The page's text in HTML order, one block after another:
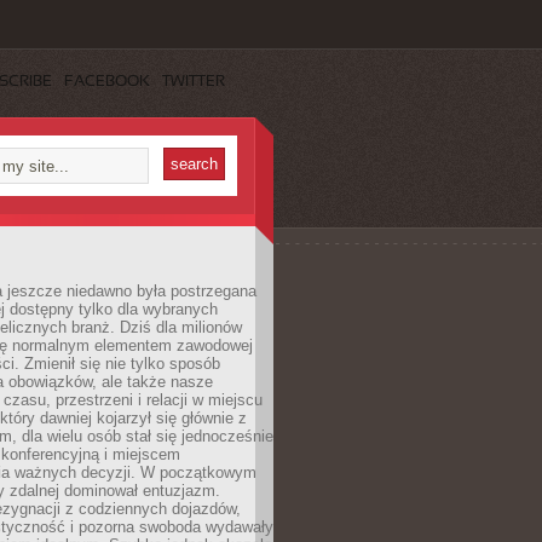
FACEBOOK TWITTER
jeszcze niedawno była postrzegana
dostępny tylko dla wybranych
branż. Dziś dla milionów
normalnym elementem zawodowej
Zmienił się nie tylko sposób
obowiązków, ale także nasze
czasu, przestrzeni i relacji w miejscu
dawniej kojarzył się głównie z
dla wielu osób stał się jednocześnie
i miejscem
ważnych decyzji. W początkowym
zdalnej dominował entuzjazm.
z codziennych dojazdów,
i pozorna swoboda wydawały